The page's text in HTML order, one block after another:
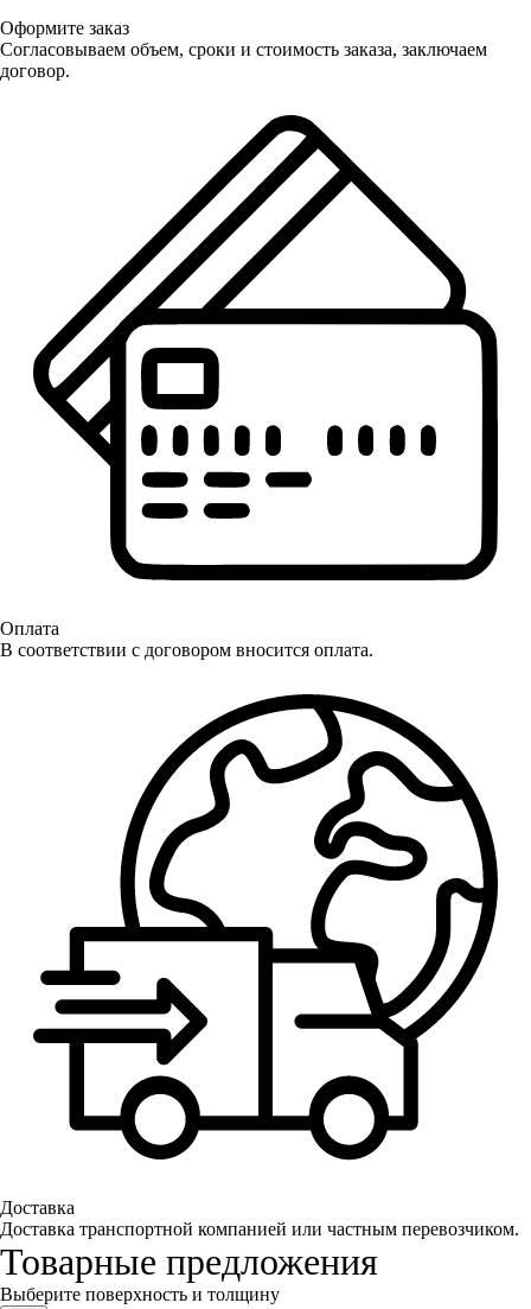
Оформите заказ
Согласовываем объем, сроки и стоимость заказа, заключаем
договор.
Оплата
В соответствии с договором вносится оплата.
Доставка
Доставка транспортной компанией или частным перевозчиком.
Товарные предложения
Выберите поверхность и толщину